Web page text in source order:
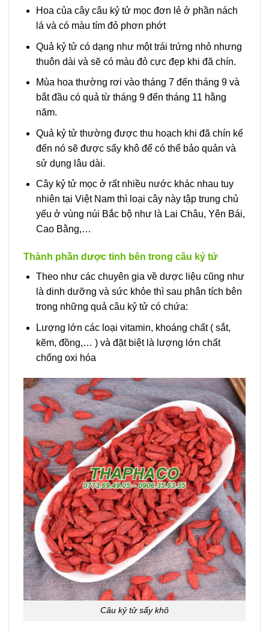
Hoa của cây câu kỷ tử mọc đơn lẻ ở phần nách
lá và có màu tím đỏ phơn phớt
Quả kỷ tử có dạng như một trái trứng nhỏ nhưng
thuôn dài và sẽ có màu đỏ cực đẹp khi đã chín.
Mùa hoa thường rơi vào tháng 7 đến tháng 9 và
bắt đầu có quả từ tháng 9 đến tháng 11 hằng
năm.
Quả kỷ tử thường được thu hoạch khi đã chín kế
đến nó sẽ được sấy khô để có thể bảo quản và
sử dụng lâu dài.
Cây kỷ tử mọc ở rất nhiều nước khác nhau tuy
nhiên tại Việt Nam thì loại cây này tập trung chủ
yếu ở vùng núi Bắc bộ như là Lai Châu, Yên Bái,
Cao Bằng,…
Thành phần dược tinh bên trong câu kỷ tử
Theo như các chuyên gia về dược liệu cũng như
là dinh dưỡng và sức khỏe thì sau phân tích bên
trong những quả câu kỷ tử có chứa:
Lượng lớn các loại vitamin, khoáng chất ( sắt,
kẽm, đồng,… ) và đặt biệt là lượng lớn chất
chống oxi hóa
Câu kỷ tử sấy khô